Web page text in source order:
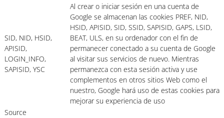
SID, NID, HSID,
APISID,
LOGIN_INFO,
SAPISID, YSC
Al crear o iniciar sesión en una cuenta de
Google se almacenan las cookies PREF, NID,
HSID, APISID, SID, SSID, SAPISID, GAPS, LSID,
BEAT, ULS, en su ordenador con el fin de
permanecer conectado a su cuenta de Google
al visitar sus servicios de nuevo. Mientras
permanezca con esta sesión activa y use
complementos en otros sitios Web como el
nuestro, Google hará uso de estas cookies para
mejorar su experiencia de uso
Source